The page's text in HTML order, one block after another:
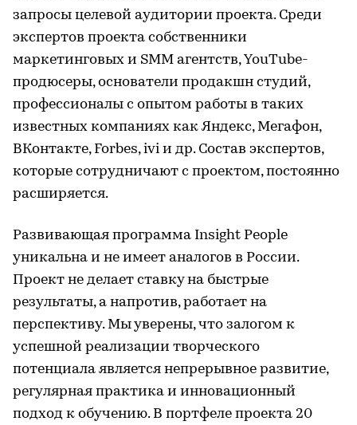
запросы целевой аудитории проекта. Среди
экспертов проекта собственники
маркетинговых и SMM агентств, YouTube-
продюсеры, основатели продакшн студий,
профессионалы с опытом работы в таких
известных компаниях как Яндекс, Мегафон,
ВКонтакте, Forbes, ivi и др. Состав экспертов,
которые сотрудничают с проектом, постоянно
расширяется.
Развивающая программа Insight People
уникальна и не имеет аналогов в России.
Проект не делает ставку на быстрые
результаты, а напротив, работает на
перспективу. Мы уверены, что залогом к
успешной реализации творческого
потенциала является непрерывное развитие,
регулярная практика и инновационный
подход к обучению. В портфеле проекта 20